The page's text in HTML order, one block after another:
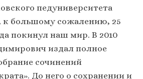
педуниверситета
большому сожалению, 25
покинул наш мир. В 2010
издал полное
сочинений
До него о сохранении и